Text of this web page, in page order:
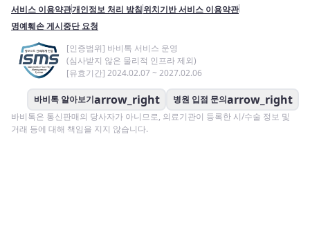
서비스 이용약관개인정보 처리 방침위치기반 서비스 이용약관
명예훼손 게시중단 요청
[인증범위] 바비톡 서비스 운영
(심사받지 않은 물리적 인프라 제외)
[유효기간] 2024.02.07 ~ 2027.02.06
바비톡 알아보기arrow_right 병원 입점 문의arrow_right
바비톡은 통신판매의 당사자가 아니므로, 의료기관이 등록한 시/수술 정보 및
거래 등에 대해 책임을 지지 않습니다.